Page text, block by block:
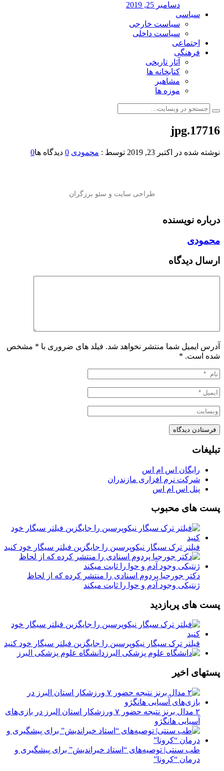
دسامبر 25, 2019
سیاسی
سیاست خارجی
سیاست داخلی
اجتماعی
فرهنگی
آثار تاریخی
کتابخانه ها
مشاهیر
موزه ها
17716.jpg
نوشته شده در اکتبر 23, 2019 توسط : محمودی 0 دیدگاه ها0
درباره نویسنده
محمودی
ارسال دیدگاه
آدرس ایمیل شما منتشر نخواهد شد. فیلد های ضروری با * مشخص
شده است. *
تبلیغات
رایگان اس ام اس
شرکت نرم افزاری مازندران
پنل اس ام اس
پست های محبوب
فیلتر ترک سیگار نیکوپرسین را جایگزین فیلتر سیگار خود کنید
دکتر جورجیا پردوم اسنادی را منتشر کرده که از لحاظ
ژنتیکی وجود آدم و حوا را ثابت میکند
پست های پربازدید
فیلتر ترک سیگار نیکوپرسین را جایگزین فیلتر سیگار خود کنید
دانشگاه علوم پزشکی البرز
پستهای اخیر
۲ مدال برنز نتیجه حضور ۷ ورزشکار استان البرز در بازی‌های
آسیایی هانگژو
طب سنتی| توصیه‌‌های “استاد خیراندیش” برای پیشگیری و
درمان “کرونا”